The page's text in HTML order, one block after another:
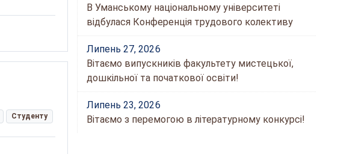
Студенту
В Уманському національному університеті
відбулася Конференція трудового колективу
Липень 27, 2026
Вітаємо випускників факультету мистецької,
дошкільної та початкової освіти!
Липень 23, 2026
Вітаємо з перемогою в літературному конкурсі!